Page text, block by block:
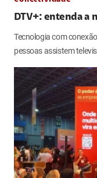
DTV+: entenda a
Tecnologia com
pessoas assistem